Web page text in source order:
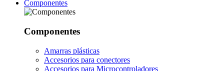
Componentes
Componentes
Amarras plásticas
Accesorios para conectores
Accesorios para Microcontroladores